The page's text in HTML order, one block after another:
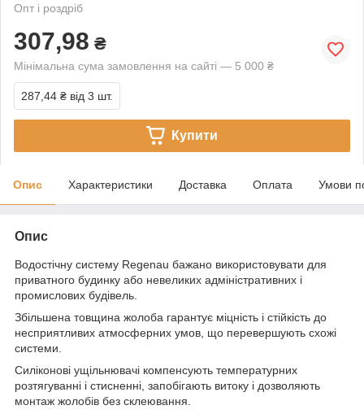
Опт і роздріб
307,98 ₴
Мінімальна сума замовлення на сайті — 5 000 ₴
287,44 ₴ від 3 шт.
Купити
Опис Характеристики Доставка Оплата Умови
Опис
Водостічну систему Regenau бажано використовувати для
приватного будинку або невеликих адміністративних і
промислових будівель.
Збільшена товщина жолоба гарантує міцність і стійкість до
несприятливих атмосферних умов, що перевершують схожі
системи.
Силіконові ущільнювачі компенсують температурних
розтягуванні і стисненні, запобігають витоку і дозволяють
монтаж жолобів без склеювання.